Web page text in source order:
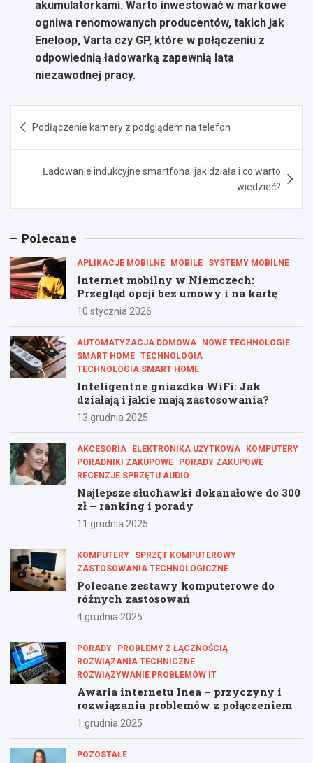
akumulatorkami. Warto inwestować w markowe
ogniwa renomowanych producentów, takich jak
Eneloop, Varta czy GP, które w połączeniu z
odpowiednią ładowarką zapewnią lata
niezawodnej pracy.
wpisu
Podłączenie kamery z podglądem na telefon
Ładowanie indukcyjne smartfona: jak działa i co warto
wiedzieć?
Polecane
APLIKACJE MOBILNE MOBILE SYSTEMY MOBILNE
Internet mobilny w Niemczech:
Przegląd opcji bez umowy i na kartę
10 stycznia 2026
AUTOMATYZACJA DOMOWA
NOWE TECHNOLOGIE
SMART HOME TECHNOLOGIA
TECHNOLOGIA SMART HOME
Inteligentne gniazdka WiFi: Jak
działają i jakie mają zastosowania?
13 grudnia 2025
AKCESORIA ELEKTRONIKA UŻYTKOWA
KOMPUTERY
PORADNIKI ZAKUPOWE
PORADY ZAKUPOWE
RECENZJE SPRZĘTU AUDIO
Najlepsze słuchawki dokanałowe do 300
zł – ranking i porady
11 grudnia 2025
KOMPUTERY
SPRZĘT KOMPUTEROWY
ZASTOSOWANIA TECHNOLOGICZNE
Polecane zestawy komputerowe do
różnych zastosowań
4 grudnia 2025
PORADY
PROBLEMY Z ŁĄCZNOŚCIĄ
ROZWIĄZANIA TECHNICZNE
ROZWIĄZYWANIE PROBLEMÓW IT
Awaria internetu Inea – przyczyny i
rozwiązania problemów z połączeniem
1 grudnia 2025
POZOSTAŁE